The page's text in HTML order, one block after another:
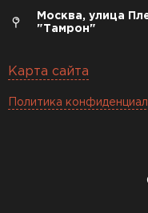
Москва, улица
"Тамрон"
Карта сайта
Политика